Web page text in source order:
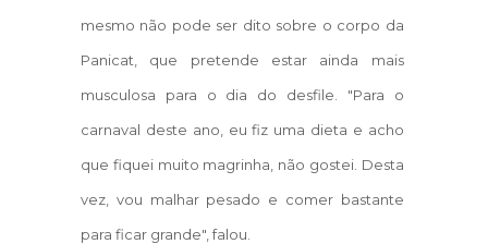
mesmo não pode ser dito sobre o corpo da
Panicat, que pretende estar ainda mais
musculosa para o dia do desfile. "Para o
carnaval deste ano, eu fiz uma dieta e acho
que fiquei muito magrinha, não gostei. Desta
vez, vou malhar pesado e comer bastante
para ficar grande", falou.